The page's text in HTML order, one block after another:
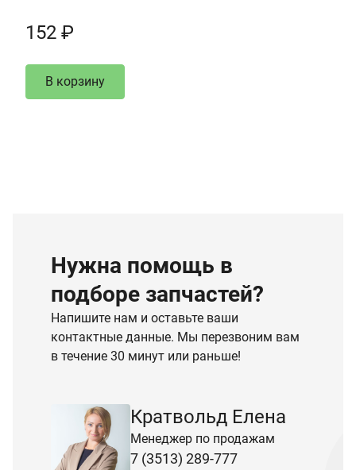
152 ₽
В корзину
Нужна помощь в
подборе запчастей?
Напишите нам и оставьте ваши
контактные данные. Мы перезвоним вам
в течение 30 минут или раньше!
Кратвольд Елена
Менеджер по продажам
7 (3513) 289-777